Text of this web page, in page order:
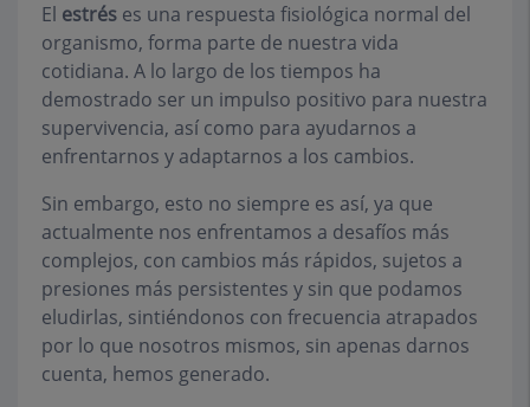
El estrés es una respuesta fisiológica normal del
organismo, forma parte de nuestra vida
cotidiana. A lo largo de los tiempos ha
demostrado ser un impulso positivo para nuestra
supervivencia, así como para ayudarnos a
enfrentarnos y adaptarnos a los cambios.
Sin embargo, esto no siempre es así, ya que
actualmente nos enfrentamos a desafíos más
complejos, con cambios más rápidos, sujetos a
presiones más persistentes y sin que podamos
eludirlas, sintiéndonos con frecuencia atrapados
por lo que nosotros mismos, sin apenas darnos
cuenta, hemos generado.